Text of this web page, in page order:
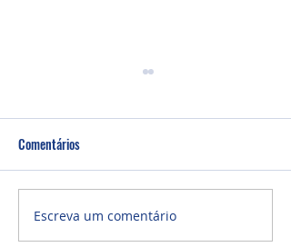
Comentários
Escreva um comentário